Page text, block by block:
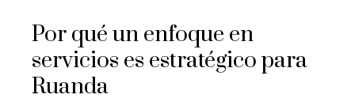
Por qué un enfoque en
servicios es estratégico para
Ruanda